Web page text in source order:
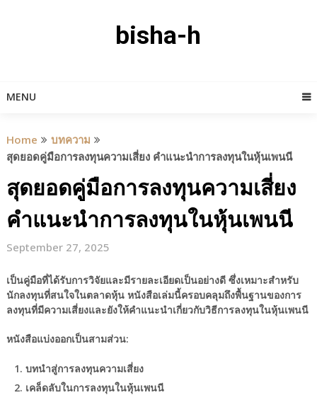
bisha-h
MENU
Home
บทความ
สุดยอดคู่มือการลงทุนความเสี่ยง คำแนะนำการลงทุนในหุ้นเพนนี
สุดยอดคู่มือการลงทุนความเสี่ยง
คำแนะนำการลงทุนในหุ้นเพนนี
September 27, 2025
เป็นคู่มือที่ได้รับการวิจัยและมีรายละเอียดเป็นอย่างดี ซึ่งเหมาะสำหรับ
นักลงทุนที่สนใจในตลาดหุ้น หนังสือเล่มนี้ครอบคลุมถึงพื้นฐานของการ
ลงทุนที่มีความเสี่ยงและยังให้คำแนะนำเกี่ยวกับวิธีการลงทุนในหุ้นเพนนี
หนังสือแบ่งออกเป็นสามส่วน:
บทนำสู่การลงทุนความเสี่ยง
เคล็ดลับในการลงทุนในหุ้นเพนนี